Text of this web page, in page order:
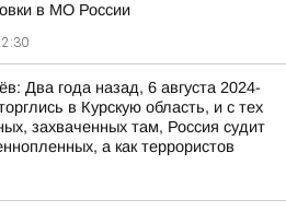
в МО России
Два года назад, 6 августа 2024-
в Курскую область, и с тех
захваченных там, Россия судит
а как террористов